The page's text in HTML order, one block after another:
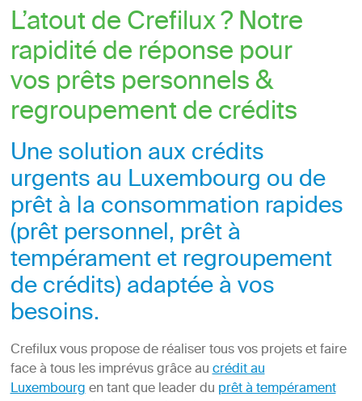
L’atout de Crefilux ? Notre
rapidité de réponse pour
vos prêts personnels &
regroupement de crédits
Une solution aux crédits
urgents au Luxembourg ou de
prêt à la consommation rapides
(prêt personnel, prêt à
tempérament et regroupement
de crédits) adaptée à vos
besoins.
Crefilux vous propose de réaliser tous vos projets et faire
face à tous les imprévus grâce aucrédit au
Luxembourgen tant que leader du prêt à tempérament